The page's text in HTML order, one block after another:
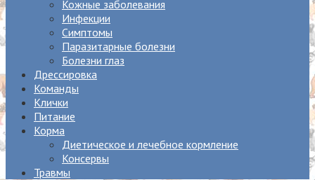
Кожные заболевания
Инфекции
Симптомы
Паразитарные болезни
Болезни глаз
Дрессировка
Команды
Клички
Питание
Корма
Диетическое и лечебное кормление
Консервы
Травмы